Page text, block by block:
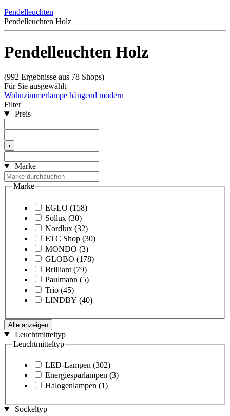
Pendelleuchten
Pendelleuchten Holz
Pendelleuchten Holz
(992 Ergebnisse aus 78 Shops)
Für Sie ausgewählt
Wohnzimmerlampe hängend modern
Filter
Preis
›
Marke
Marke
EGLO (158)
Sollux (30)
Nordlux (32)
ETC Shop (30)
MONDO (3)
GLOBO (178)
Brilliant (79)
Paulmann (5)
Trio (45)
LINDBY (40)
Alle anzeigen
Leuchtmitteltyp
Leuchtmitteltyp
LED-Lampen (302)
Energiesparlampen (3)
Halogenlampen (1)
Sockeltyp